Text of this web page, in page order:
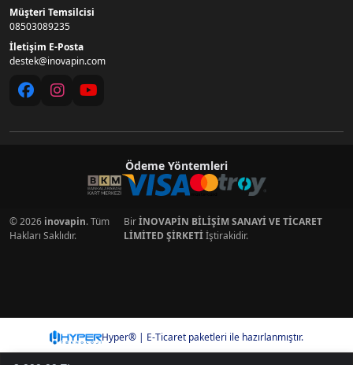
Müşteri Temsilcisi
08503089235
İletişim E-Posta
destek@inovapin.com
Ödeme Yöntemleri
© 2026 inovapin. Tüm
Hakları Saklıdır.
BirİNOVAPİN BİLİŞİM SANAYİ VE TİCARET
LİMİTED ŞİRKETİİştirakidir.
Hyper® | E-Ticaret paketleri ile hazırlanmıştır.